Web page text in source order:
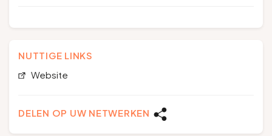
NUTTIGE LINKS
Website
DELEN OP UW NETWERKEN